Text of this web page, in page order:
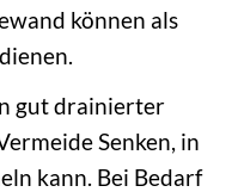
können als
gut drainierter
Senken, in
kann. Bei Bedarf